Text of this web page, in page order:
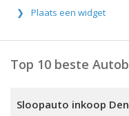
Plaats een widget
Top 10 beste
Sloopauto inkoop